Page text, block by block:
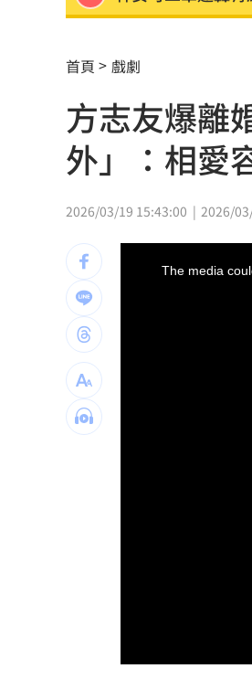
大世科上半年獲利
養樂多中壢廠爆
週末颱風假？白
4年燒2次！關廟汽
黃仁勳點名「下
LIVE三立+24小時
首頁 戲劇
方志友爆離
外」：相愛
2026/03/19 15:43:00 2026/
The media